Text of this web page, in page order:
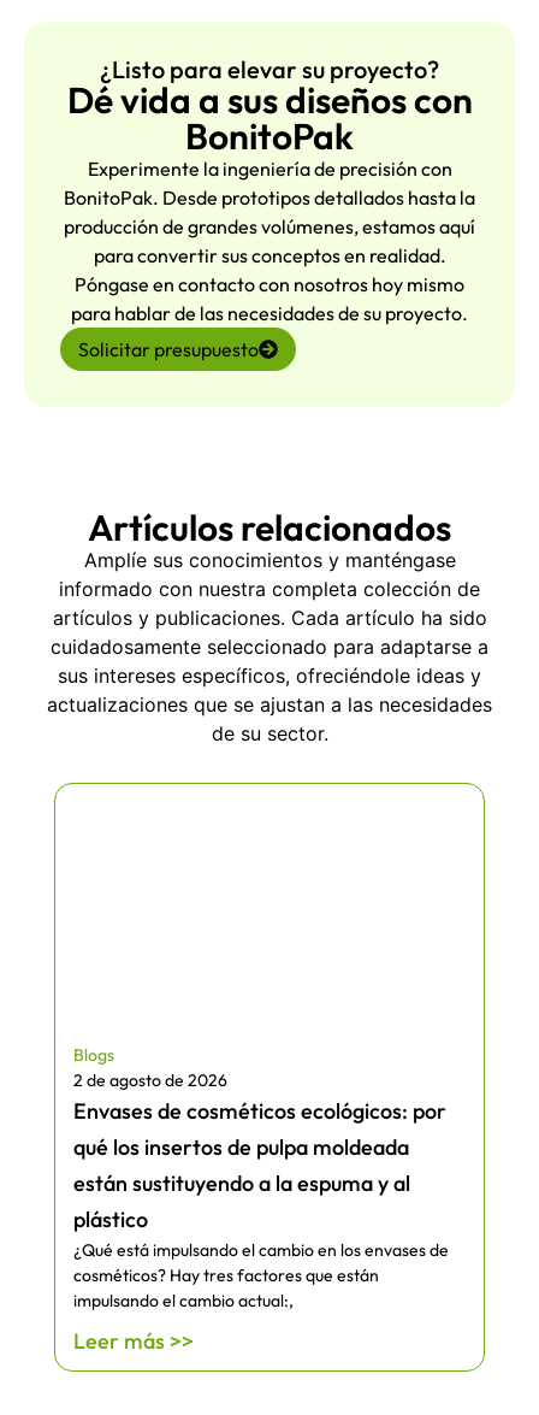
¿Listo para elevar su proyecto?
Dé vida a sus diseños con
BonitoPak
Experimente la ingeniería de precisión con
BonitoPak. Desde prototipos detallados hasta la
producción de grandes volúmenes, estamos aquí
para convertir sus conceptos en realidad.
Póngase en contacto con nosotros hoy mismo
para hablar de las necesidades de su proyecto.
Solicitar presupuesto
Artículos relacionados
Amplíe sus conocimientos y manténgase
informado con nuestra completa colección de
artículos y publicaciones. Cada artículo ha sido
cuidadosamente seleccionado para adaptarse a
sus intereses específicos, ofreciéndole ideas y
actualizaciones que se ajustan a las necesidades
de su sector.
Blogs
2 de agosto de 2026
Envases de cosméticos ecológicos: por
qué los insertos de pulpa moldeada
están sustituyendo a la espuma y al
plástico
¿Qué está impulsando el cambio en los envases de
cosméticos? Hay tres factores que están
impulsando el cambio actual:,
Leer más >>